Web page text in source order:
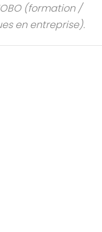
(formation /
en entreprise).